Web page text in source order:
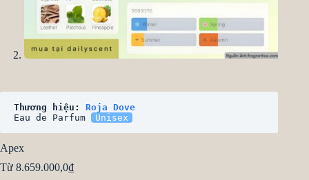
Thương hiệu: Roja Dove
Eau de Parfum
Unisex
Apex
Từ 8.659.000,0₫